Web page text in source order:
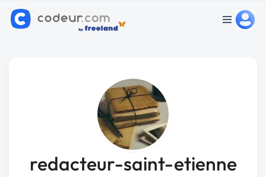
redacteur-saint-etienne